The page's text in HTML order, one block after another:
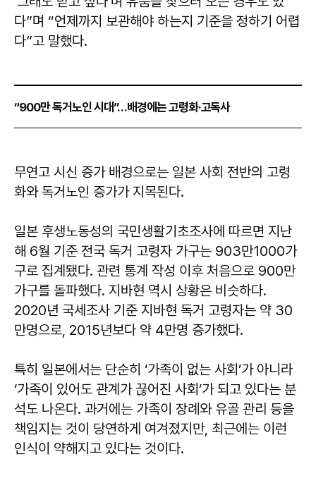
다”며 “언제까지 보관해야 하는지 기준을 정하기 어렵
다”고 말했다.
“900만 독거노인 시대”…배경에는 고령화·고독사
무연고 시신 증가 배경으로는 일본 사회 전반의 고령
화와 독거노인 증가가 지목된다.
일본 후생노동성의 국민생활기초조사에 따르면 지난
해 6월 기준 전국 독거 고령자 가구는 903만1000가
구로 집계됐다. 관련 통계 작성 이후 처음으로 900만
가구를 돌파했다. 지바현 역시 상황은 비슷하다.
2020년 국세조사 기준 지바현 독거 고령자는 약 30
만명으로, 2015년보다 약 4만명 증가했다.
특히 일본에서는 단순히 ‘가족이 없는 사회’가 아니라
‘가족이 있어도 관계가 끊어진 사회’가 되고 있다는 분
석도 나온다. 과거에는 가족이 장례와 유골 관리 등을
책임지는 것이 당연하게 여겨졌지만, 최근에는 이런
인식이 약해지고 있다는 것이다.